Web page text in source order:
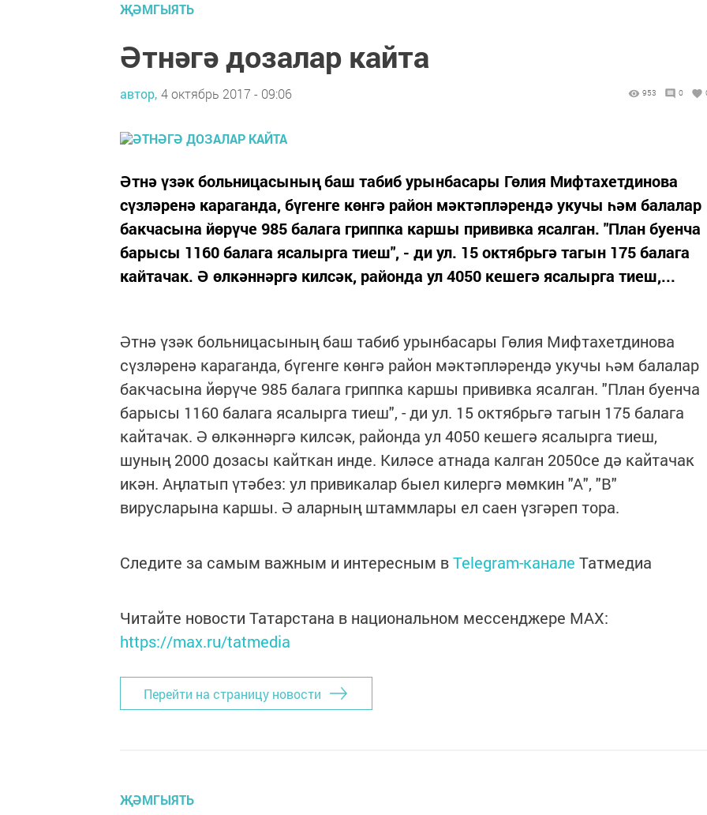
ҖӘМГЫЯТЬ
Әтнәгә дозалар кайта
автор, 4 октябрь 2017 - 09:06 953 0
Әтнә үзәк больницасының баш табиб урынбасары Гөлия Мифтахетдинова
сүзләренә караганда, бүгенге көнгә район мәктәпләрендә укучы һәм балалар
бакчасына йөрүче 985 балага гриппка каршы прививка ясалган. "План буенча
барысы 1160 балага ясалырга тиеш", - ди ул. 15 октябрьгә тагын 175 балага
кайтачак. Ә өлкәннәргә килсәк, районда ул 4050 кешегә ясалырга тиеш,...
Әтнә үзәк больницасының баш табиб урынбасары Гөлия Мифтахетдинова
сүзләренә караганда, бүгенге көнгә район мәктәпләрендә укучы һәм балалар
бакчасына йөрүче 985 балага гриппка каршы прививка ясалган. "План буенча
барысы 1160 балага ясалырга тиеш", - ди ул. 15 октябрьгә тагын 175 балага
кайтачак. Ә өлкәннәргә килсәк, районда ул 4050 кешегә ясалырга тиеш,
шуның 2000 дозасы кайткан инде. Киләсе атнада калган 2050се дә кайтачак
икән. Аңлатып үтәбез: ул привикалар быел килергә мөмкин "А", "В"
вирусларына каршы. Ә аларның штаммлары ел саен үзгәреп тора.
Следите за самым важным и интересным вTelegram-канале Татмедиа
Читайте новости Татарстана в национальном мессенджере MАХ:
https://max.ru/tatmedia
Перейти на страницу новости
ҖӘМГЫЯТЬ